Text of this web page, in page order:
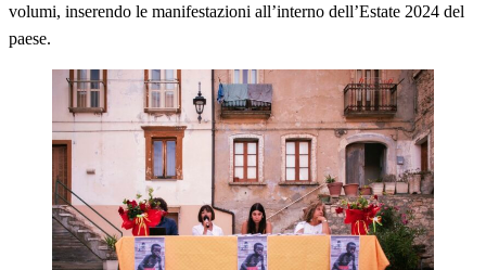
volumi, inserendo le manifestazioni all’interno dell’Estate 2024 del
paese.